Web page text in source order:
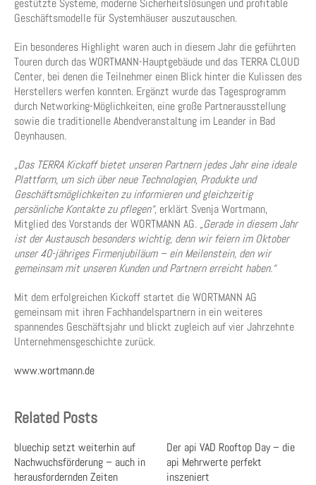
gestützte Systeme, moderne Sicherheitslösungen und profitable
Geschäftsmodelle für Systemhäuser auszutauschen.
Ein besonderes Highlight waren auch in diesem Jahr die geführten
Touren durch das WORTMANN-Hauptgebäude und das TERRA CLOUD
Center, bei denen die Teilnehmer einen Blick hinter die Kulissen des
Herstellers werfen konnten. Ergänzt wurde das Tagesprogramm
durch Networking-Möglichkeiten, eine große Partnerausstellung
sowie die traditionelle Abendveranstaltung im Leander in Bad
Oeynhausen.
„Das TERRA Kickoff bietet unseren Partnern jedes Jahr eine ideale
Plattform, um sich über neue Technologien, Produkte und
Geschäftsmöglichkeiten zu informieren und gleichzeitig
persönliche Kontakte zu pflegen“, erklärt Svenja Wortmann,
Mitglied des Vorstands der WORTMANN AG. „Gerade in diesem Jahr
ist der Austausch besonders wichtig, denn wir feiern im Oktober
unser 40-jähriges Firmenjubiläum – ein Meilenstein, den wir
gemeinsam mit unseren Kunden und Partnern erreicht haben.“
Mit dem erfolgreichen Kickoff startet die WORTMANN AG
gemeinsam mit ihren Fachhandelspartnern in ein weiteres
spannendes Geschäftsjahr und blickt zugleich auf vier Jahrzehnte
Unternehmensgeschichte zurück.
www.wortmann.de
Related Posts
bluechip setzt weiterhin auf
Nachwuchsförderung – auch in
herausfordernden Zeiten
Der api VAD Rooftop Day – die
api Mehrwerte perfekt
inszeniert